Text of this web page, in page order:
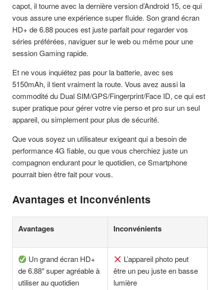
capot, il tourne avec la dernière version d’Android 15, ce qui
vous assure une expérience super fluide. Son grand écran
HD+ de 6.88 pouces est juste parfait pour regarder vos
séries préférées, naviguer sur le web ou même pour une
session Gaming rapide.
Et ne vous inquiétez pas pour la batterie, avec ses
5150mAh, il tient vraiment la route. Vous avez aussi la
commodité du Dual SIM/GPS/Fingerprint/Face ID, ce qui est
super pratique pour gérer votre vie perso et pro sur un seul
appareil, ou simplement pour plus de sécurité.
Que vous soyez un utilisateur exigeant qui a besoin de
performance 4G fiable, ou que vous cherchiez juste un
compagnon endurant pour le quotidien, ce Smartphone
pourrait bien être fait pour vous.
Avantages et Inconvénients
Avantages Inconvénients
Un grand écran HD+
de 6.88″ super agréable à
utiliser au quotidien
L’appareil photo peut
être un peu juste en basse
lumière